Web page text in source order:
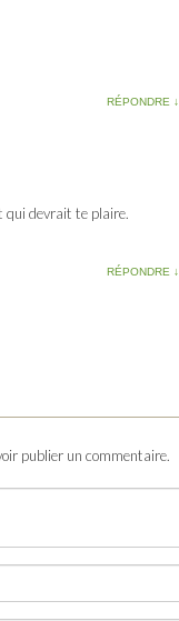
RÉPONDRE ↓
qui devrait te plaire.
RÉPONDRE ↓
publier un commentaire.